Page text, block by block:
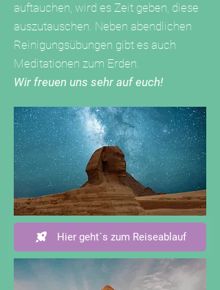
auftauchen, wird es Zeit geben, diese
auszutauschen. Neben abendlichen
Reinigungsübungen gibt es auch
Meditationen zum Erden.
Wir freuen uns sehr auf euch!
Hier geht´s zum Reiseablauf